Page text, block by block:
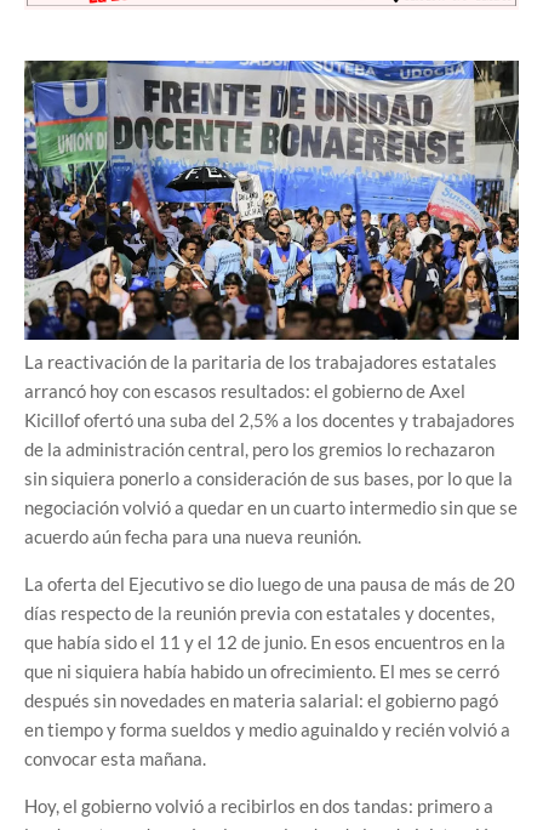
La reactivación de la paritaria de los trabajadores estatales
arrancó hoy con escasos resultados: el gobierno de Axel
Kicillof ofertó una suba del 2,5% a los docentes y trabajadores
de la administración central, pero los gremios lo rechazaron
sin siquiera ponerlo a consideración de sus bases, por lo que la
negociación volvió a quedar en un cuarto intermedio sin que se
acuerdo aún fecha para una nueva reunión.
La oferta del Ejecutivo se dio luego de una pausa de más de 20
días respecto de la reunión previa con estatales y docentes,
que había sido el 11 y el 12 de junio. En esos encuentros en la
que ni siquiera había habido un ofrecimiento. El mes se cerró
después sin novedades en materia salarial: el gobierno pagó
en tiempo y forma sueldos y medio aguinaldo y recién volvió a
convocar esta mañana.
Hoy, el gobierno volvió a recibirlos en dos tandas: primero a